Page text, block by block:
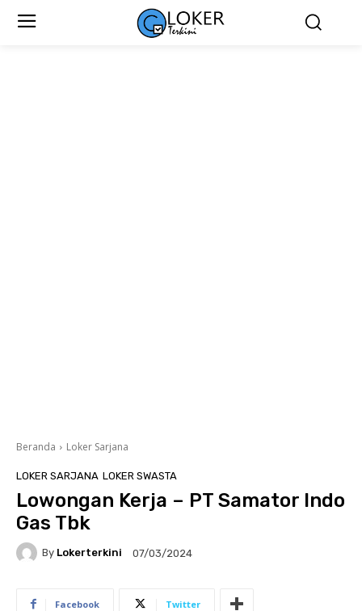
Beranda Loker Sarjana
LOKER SARJANA LOKER SWASTA
Lowongan Kerja – PT Samator Indo
Gas Tbk
By Lokerterkini 07/03/2024
Facebook Twitter